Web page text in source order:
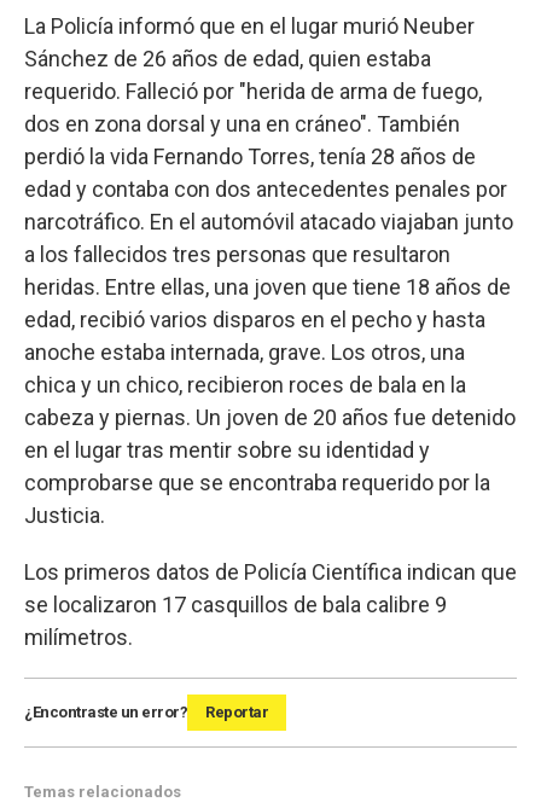
La Policía informó que en el lugar murió Neuber
Sánchez de 26 años de edad, quien estaba
requerido. Falleció por "herida de arma de fuego,
dos en zona dorsal y una en cráneo". También
perdió la vida Fernando Torres, tenía 28 años de
edad y contaba con dos antecedentes penales por
narcotráfico. En el automóvil atacado viajaban junto
a los fallecidos tres personas que resultaron
heridas. Entre ellas, una joven que tiene 18 años de
edad, recibió varios disparos en el pecho y hasta
anoche estaba internada, grave. Los otros, una
chica y un chico, recibieron roces de bala en la
cabeza y piernas. Un joven de 20 años fue detenido
en el lugar tras mentir sobre su identidad y
comprobarse que se encontraba requerido por la
Justicia.
Los primeros datos de Policía Científica indican que
se localizaron 17 casquillos de bala calibre 9
milímetros.
¿Encontraste un error? Reportar
Temas relacionados